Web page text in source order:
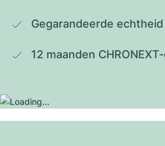
Gegarandeerde echtheid
12 maanden